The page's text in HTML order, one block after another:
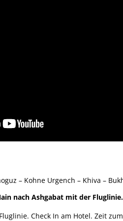
– Kohne Urgench – Khiva –
nach Ashgabat mit der Fluglinie.
Check In am Hotel. Zeit